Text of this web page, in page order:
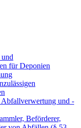
für Deponien
und -
Beförderer,